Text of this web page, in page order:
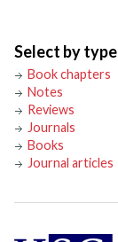
Select by type
Book chapters
Notes
Reviews
Journals
Books
Journal articles